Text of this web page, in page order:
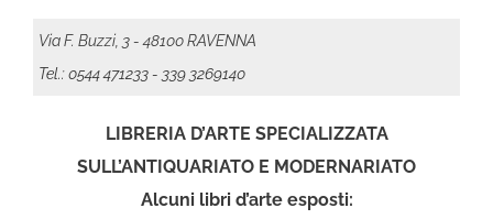
Via F. Buzzi, 3 - 48100 RAVENNA
Tel.: 0544 471233- 339 3269140
LIBRERIA D’ARTE SPECIALIZZATA
SULL’ANTIQUARIATO E MODERNARIATO
Alcuni libri d’arte esposti: